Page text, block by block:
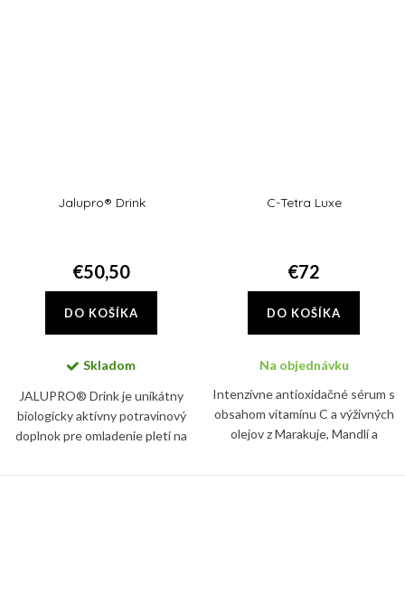
Jalupro® Drink
€50,50
DO KOŠÍKA
Skladom
JALUPRO® Drink je unikátny
biologicky aktívny potravinový
doplnok pre omladenie pleti na
C-Tetra Luxe
€72
DO KOŠÍKA
Na objednávku
Intenzívne antioxidačné sérum s
obsahom vitamínu C a výživných
olejov z Marakuje, Mandlí a